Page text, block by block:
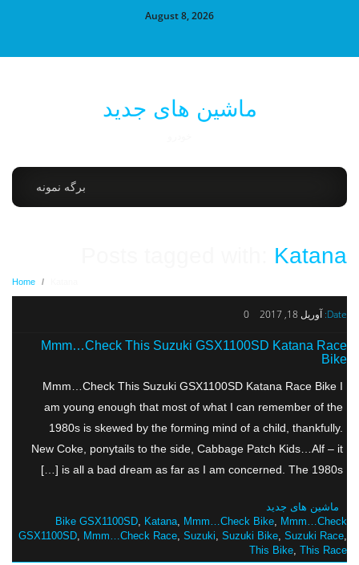
August 8, 2026
ماشین های جدید
برگه نمونه
Posts tagged with:Katana
Home
Date: آوریل 18, 2017 0
Mmm…Check This Suzuki GSX1100SD Katana Race
Bike
Mmm…Check This Suzuki GSX1100SD Katana Race Bike I
am young enough that most of what I can remember of the
1980s is skewed by the forming mind of a child, thankfully.
New Coke, ponytails to the side, Cabbage Patch Kids…Alf – it
is all a bad dream as far as I am concerned. The 1980s […]
ماشین های جدید
Bike GSX1100SD,Katana,Mmm…Check Bike,Mmm…Check
GSX1100SD,Mmm…Check Race,Suzuki,Suzuki Bike,Suzuki Race
This Bike,This Race